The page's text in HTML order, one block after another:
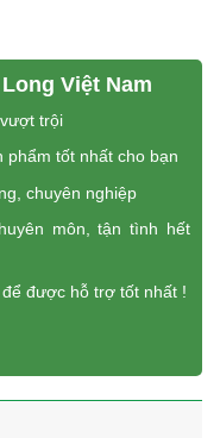
Việt Nam
trội
phẩm tốt nhất cho bạn
chuyên nghiệp
môn, tận tình hết
để được hỗ trợ tốt nhất !